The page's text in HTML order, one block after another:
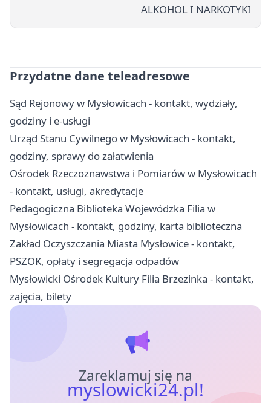
ALKOHOL I NARKOTYKI
Przydatne dane teleadresowe
Sąd Rejonowy w Mysłowicach - kontakt, wydziały,
godziny i e-usługi
Urząd Stanu Cywilnego w Mysłowicach - kontakt,
godziny, sprawy do załatwienia
Ośrodek Rzeczoznawstwa i Pomiarów w Mysłowicach
- kontakt, usługi, akredytacje
Pedagogiczna Biblioteka Wojewódzka Filia w
Mysłowicach - kontakt, godziny, karta biblioteczna
Zakład Oczyszczania Miasta Mysłowice - kontakt,
PSZOK, opłaty i segregacja odpadów
Mysłowicki Ośrodek Kultury Filia Brzezinka - kontakt,
zajęcia, bilety
Zareklamuj się na
myslowicki24.pl!